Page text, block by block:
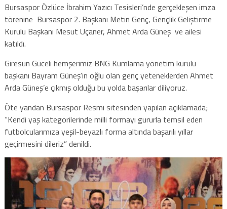
Bursaspor Özlüce İbrahim Yazıcı Tesisleri’nde gerçekleşen imza
törenine Bursaspor 2. Başkanı Metin Genç, Gençlik Geliştirme
Kurulu Başkanı Mesut Uçaner, Ahmet Arda Güneş ve ailesi
katıldı.
Giresun Güceli hemşerimiz BNG Kumlama yönetim kurulu
başkanı Bayram Güneş’in oğlu olan genç yeteneklerden Ahmet
Arda Güneş’e çıkmış olduğu bu yolda başarılar diliyoruz.
Öte yandan Bursaspor Resmi sitesinden yapılan açıklamada;
“Kendi yaş kategorilerinde milli formayı gururla temsil eden
futbolcularımıza yeşil-beyazlı forma altında başarılı yıllar
geçirmesini dileriz” denildi.